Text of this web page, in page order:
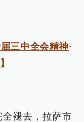
三中全会精神·
】
褪去，拉萨市